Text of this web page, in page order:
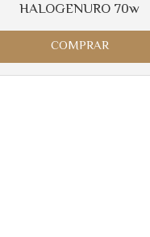
HALOGENURO 70w
COMPRAR